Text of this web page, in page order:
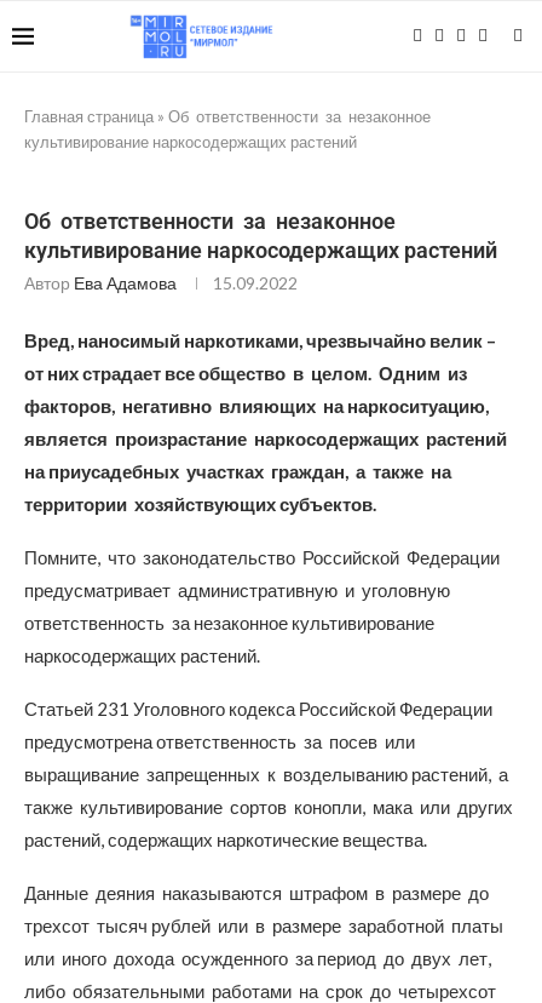
Главная страница » Об ответственности за незаконное
культивирование наркосодержащих растений
Об ответственности за незаконное
культивирование наркосодержащих растений
Автор Ева Адамова 15.09.2022
Вред, наносимый наркотиками, чрезвычайно велик –
от них страдает все общество в целом. Одним из
факторов, негативно влияющих на наркоситуацию,
является произрастание наркосодержащих растений
на приусадебных участках граждан, а также на
территории хозяйствующих субъектов.
Помните, что законодательство Российской Федерации
предусматривает административную и уголовную
ответственность за незаконное культивирование
наркосодержащих растений.
Статьей 231 Уголовного кодекса Российской Федерации
предусмотрена ответственность за посев или
выращивание запрещенных к возделыванию растений, а
также культивирование сортов конопли, мака или других
растений, содержащих наркотические вещества.
Данные деяния наказываются штрафом в размере до
трехсот тысяч рублей или в размере заработной платы
или иного дохода осужденного за период до двух лет,
либо обязательными работами на срок до четырехсот